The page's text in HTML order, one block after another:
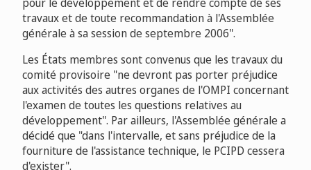
travaux et de toute recommandation à l'Assemblée
générale à sa session de septembre 2006".
Les États membres sont convenus que les travaux du
comité provisoire "ne devront pas porter préjudice
aux activités des autres organes de l'OMPI concernant
l'examen de toutes les questions relatives au
développement". Par ailleurs, l'Assemblée générale a
décidé que "dans l'intervalle, et sans préjudice de la
fourniture de l'assistance technique, le PCIPD cessera
d'exister".